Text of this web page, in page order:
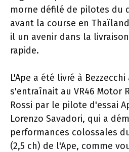
morne défilé de pilotes du
avant la course en
il un avenir dans la
rapide.
L'Ape a été livré à
s'entraînait au VR46 Motor
Rossi par le pilote d'essai
Lorenzo Savadori, qui a
performances colossales
(2,5 ch) de l'Ape, comme